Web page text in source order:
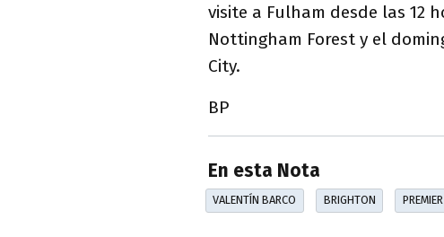
visite a Fulham desde las 12
Nottingham Forest y el
City.
BP
En esta Nota
VALENTÍN BARCO BRIGHTON